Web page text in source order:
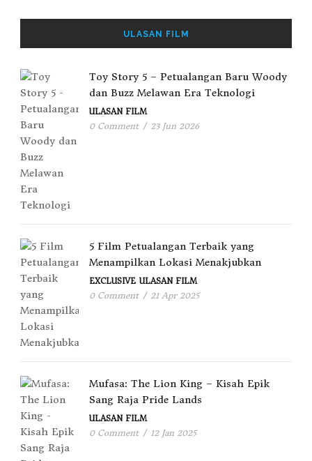
ULASAN FILM
Toy Story 5 – Petualangan Baru Woody
dan Buzz Melawan Era Teknologi
ULASAN FILM
0 Comment / 23 Jun 2026
5 Film Petualangan Terbaik yang
Menampilkan Lokasi Menakjubkan
EXCLUSIVE ULASAN FILM
0 Comment / 21 Apr 2025
Mufasa: The Lion King – Kisah Epik
Sang Raja Pride Lands
ULASAN FILM
0 Comment / 12 Jan 2025